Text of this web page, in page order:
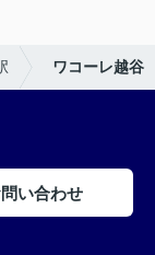
ワコーレ越谷
い合わせ